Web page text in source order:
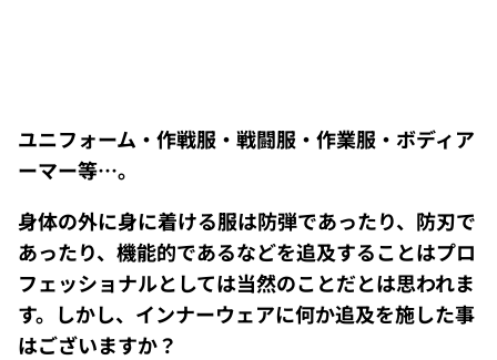
ユニフォーム・作戦服・戦闘服・作業服・ボディア
ーマー等…。
身体の外に身に着ける服は防弾であったり、防刃で
あったり、機能的であるなどを追及することはプロ
フェッショナルとしては当然のことだとは思われま
す。しかし、インナーウェアに何か追及を施した事
はございますか？